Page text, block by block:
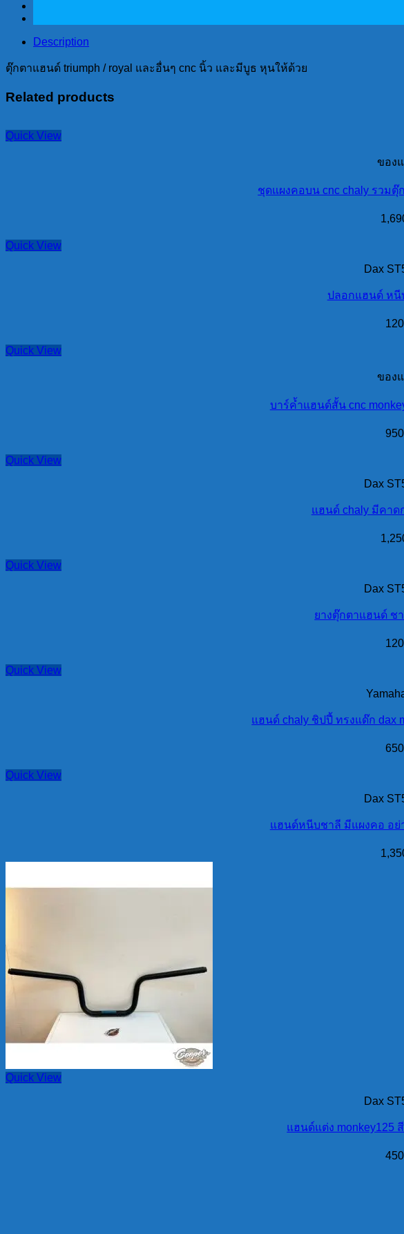
royal
และ
อื่นๆ
นิ้ว
มี
หุน
Description
ตุ๊กตาแฮนด์ triumph / royal และอื่นๆ cnc นิ้ว และมีบูธ หุนให้ด้วย
Related products
Quick View
ของ
ชุดแผงคอบน cnc chaly รวมตุ๊
Quick View
Dax
ปลอกแฮนด์ หนี
Quick View
ของ
บาร์ค้ำแฮนด์สั้น cnc
Quick View
Dax
แฮนด์ chaly มีคาด
Quick View
Dax
ยางตุ๊กตาแฮนด์ ช
Quick View
แฮนด์ chaly ชิปปี้ ทรงแด๊ก dax
Quick View
Dax
แฮนด์หนีบชาลี มีแผงคอ อ
Quick View
Dax
แฮนด์แต่ง monkey125